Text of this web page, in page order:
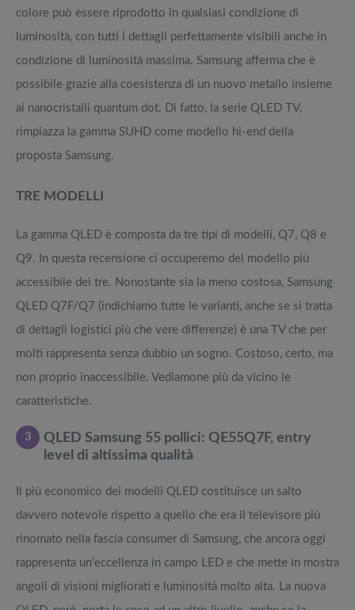
colore può essere riprodotto in qualsiasi condizione di
luminosità, con tutti i dettagli perfettamente visibili anche in
condizione di luminosità massima. Samsung afferma che è
possibile grazie alla coesistenza di un nuovo metallo insieme
ai nanocristalli quantum dot. Di fatto, la serie QLED TV,
rimpiazza la gamma SUHD come modello hi-end della
proposta Samsung.
TRE MODELLI
La gamma QLED è composta da tre tipi di modelli, Q7, Q8 e
Q9. In questa recensione ci occuperemo del modello più
accessibile dei tre. Nonostante sia la meno costosa, Samsung
QLED Q7F/Q7 (indichiamo tutte le varianti, anche se si tratta
di dettagli logistici più che vere differenze) è una TV che per
molti rappresenta senza dubbio un sogno. Costoso, certo, ma
non proprio inaccessibile. Vediamone più da vicino le
caratteristiche.
3
QLED Samsung 55 pollici: QE55Q7F, entry
level di altissima qualità
Il più economico dei modelli QLED costituisce un salto
davvero notevole rispetto a quello che era il televisore più
rinomato nella fascia consumer di Samsung, che ancora oggi
rappresenta un’eccellenza in campo LED e che mette in mostra
angoli di visioni migliorati e luminosità molto alta. La nuova